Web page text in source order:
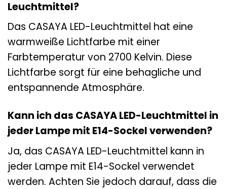
Leuchtmittel?
Das CASAYA LED-Leuchtmittel hat eine
warmweiße Lichtfarbe mit einer
Farbtemperatur von 2700 Kelvin. Diese
Lichtfarbe sorgt für eine behagliche und
entspannende Atmosphäre.
Kann ich das CASAYA LED-Leuchtmittel in
jeder Lampe mit E14-Sockel verwenden?
Ja, das CASAYA LED-Leuchtmittel kann in
jeder Lampe mit E14-Sockel verwendet
werden. Achten Sie jedoch darauf, dass die